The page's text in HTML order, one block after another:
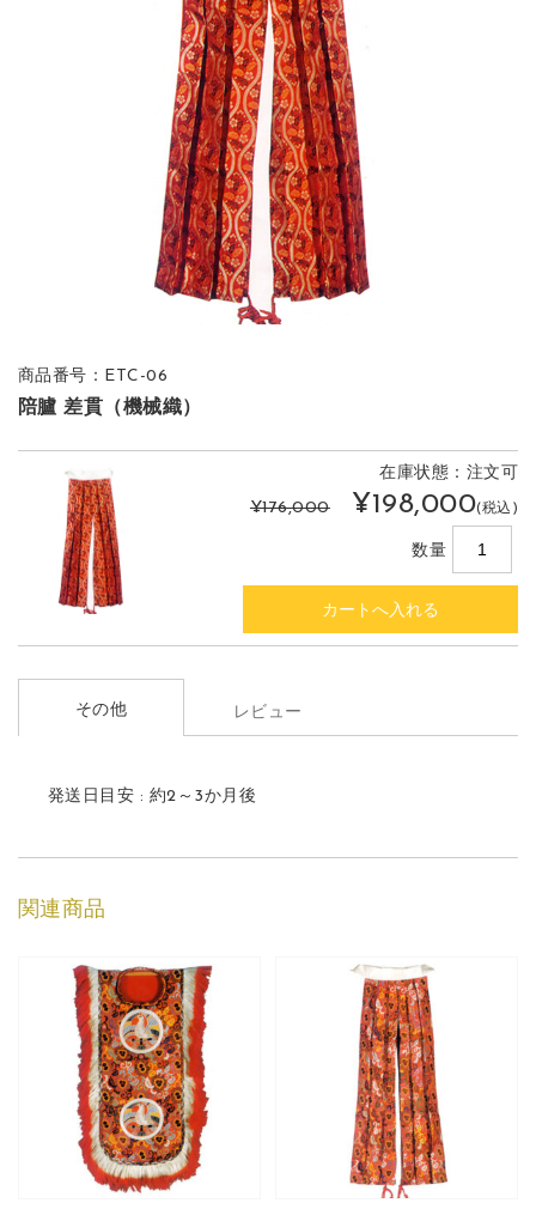
商品番号：ETC-06
陪臚 差貫（機械織）
在庫状態：注文可
¥176,000
¥198,000(税込)
数量
その他 レビュー
発送日目安 : 約2～3か月後
関連商品